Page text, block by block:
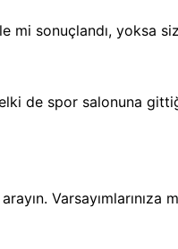
mi sonuçlandı, yoksa
de spor salonuna
Varsayımlarınıza